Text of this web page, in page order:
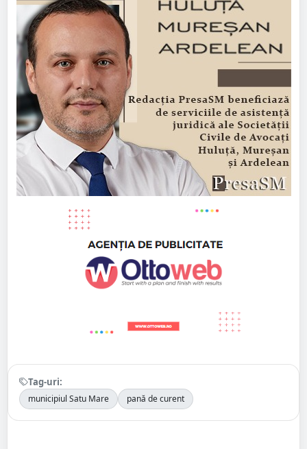
Tag-uri:
municipiul Satu Mare pană de curent